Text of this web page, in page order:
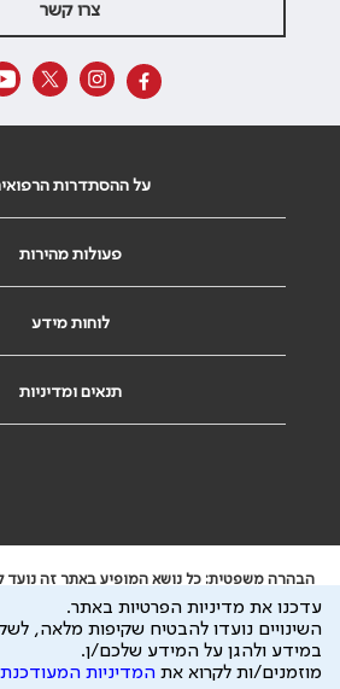
צרו קשר
על ההסתדרות
פעולות מהירות
לוחות מידע
תנאים ומדיניות
הבהרה משפטית: כל נושא המופיע באתר זה נועד
ייעוץ רפואי או משפטי. אין הר"י אחראית לתוכן
שעלול להיגרם.
ידוע לי שהר"י אוספת ושומרת מידע אישי לצורך
להיות מועבר לצדדים שלישיים, הכל בכפוף ל
עדכנו את מדיניות הפרטיות באתר.
השינויים נועדו להבטיח שקיפות מלאה,
במידע ולהגן על המידע שלכם/ן.
מוזמנים/ות לקרוא את המדיניות